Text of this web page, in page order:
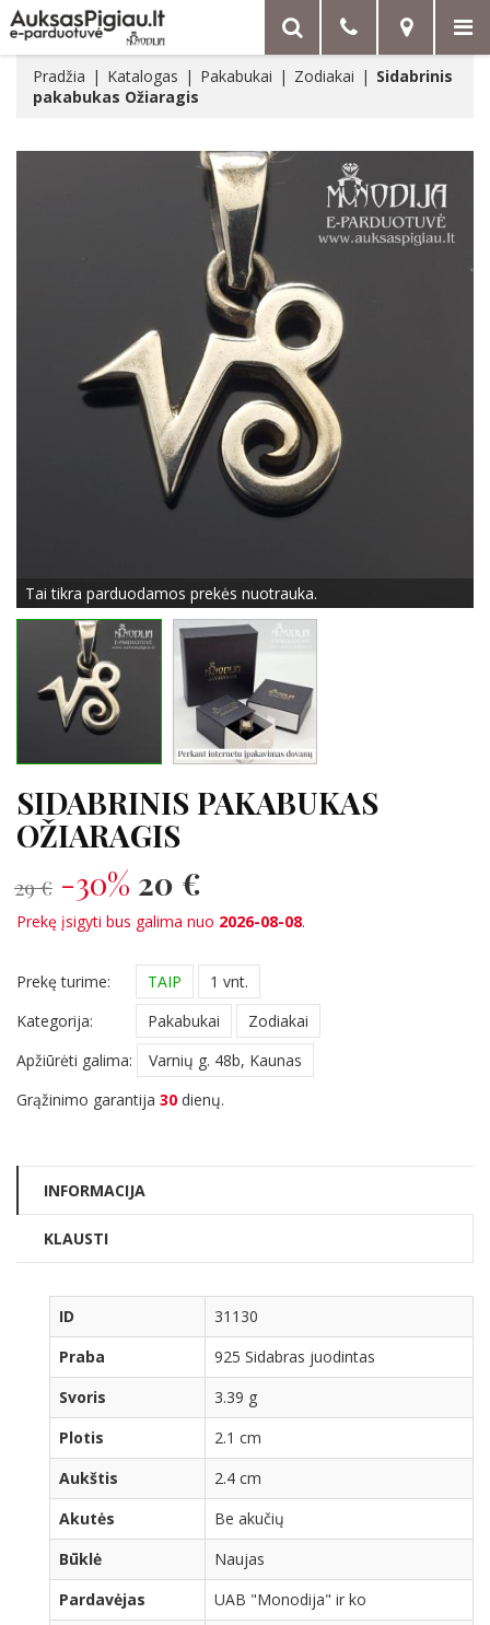
Pradžia Katalogas Pakabukai Zodiakai
Sidabrinis
pakabukas Ožiaragis
Tai tikra parduodamos prekės nuotrauka.
SIDABRINIS PAKABUKAS
OŽIARAGIS
29 € -30% 20 €
Prekę įsigyti bus galima nuo 2026-08-08.
Prekę turime: TAIP
1 vnt.
Kategorija:
Pakabukai
Zodiakai
Apžiūrėti galima:
Varnių g. 48b, Kaunas
Grąžinimo garantija 30 dienų.
INFORMACIJA
KLAUSTI
ID
31130
Praba
925 Sidabras juodintas
Svoris
3.39 g
Plotis
2.1 cm
Aukštis
2.4 cm
Akutės
Be akučių
Būklė
Naujas
Pardavėjas
UAB "Monodija" ir ko